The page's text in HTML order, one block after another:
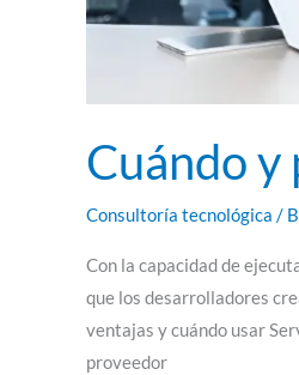
Cuándo y
Consultoría tecnológica /
Con la capacidad de
que los desarrolladores
ventajas y cuándo usar
proveedor